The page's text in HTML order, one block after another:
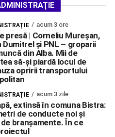
acum 3 ore
presă | Corneliu Mureșan,
Dumitrel și PNL – groparii
din Alba. Mii de
să-și piardă locul de
opririi transportului
acum 3 zile
extinsă în comuna Bistra:
de conducte noi și
branșamente. În ce